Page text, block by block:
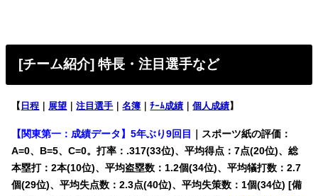
[チーム紹介] 特長・注目選手など
【 日程 展望 ｜注目選手 ｜名簿 ｜ﾁｰﾑ成績 ｜個人成績】
【関東第一：成績データ】5年ぶり9回目
｜スポーツ紙の評価：
A=0、B=5、C=0。打率：.317(33位)、平均得点：7点(20位)、総
本塁打：2本(10位)、平均盗塁数：1.2個(34位)、平均犠打数：2.7
個(29位)、平均失点数：2.3点(40位)、平均失策数：1個(34位) [備